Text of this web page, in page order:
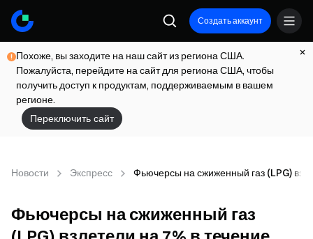
Создать аккаунт
Похоже, вы заходите на наш сайт из региона США.
Пожалуйста, перейдите на сайт для региона США, чтобы
получить доступ к продуктам, поддерживаемым в вашем
регионе.
Переключить сайт
Новости Экспресс Фьючерсы на сжиженный газ (LPG)
Фьючерсы на сжиженный газ